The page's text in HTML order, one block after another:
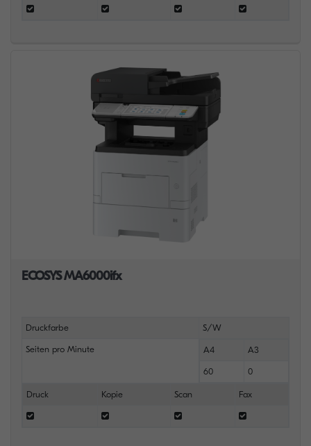
ECOSYS MA6000ifx
Druckfarbe S/W
Seiten pro Minute A4 A3
60 0
Druck Kopie Scan Fax